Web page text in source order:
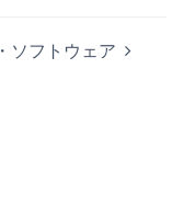
ソフトウェア